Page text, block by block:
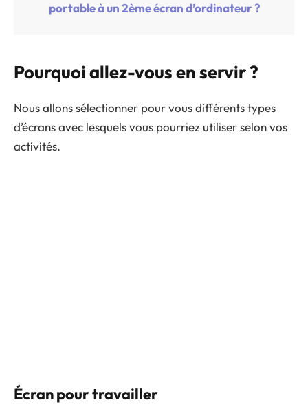
portable à un 2ème écran d’ordinateur ?
Pourquoi allez-vous en servir ?
Nous allons sélectionner pour vous différents types
d’écrans avec lesquels vous pourriez utiliser selon vos
activités.
Écran pour travailler